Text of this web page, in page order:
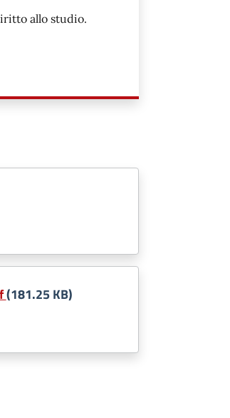
allo studio.
(181.25 KB)